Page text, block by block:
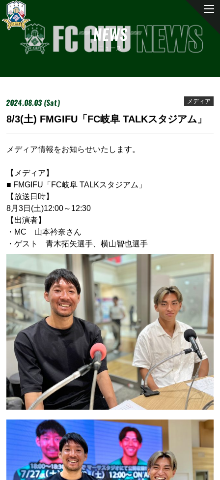
NEWS
ニュース
2024.08.03 (Sat) メディア
8/3(土) FMGIFU「FC岐阜 TALKスタジアム」
メディア情報をお知らせいたします。
【メディア】
■ FMGIFU「FC岐阜 TALKスタジアム」
【放送日時】
8月3日(土)12:00～12:30
【出演者】
・MC 山本衿奈さん
・ゲスト 青木拓矢選手、横山智也選手